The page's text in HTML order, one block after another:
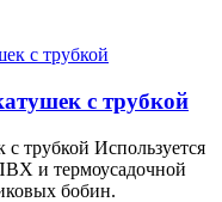
с трубкой
трубкой Используется
и термоусадочной
бобин.